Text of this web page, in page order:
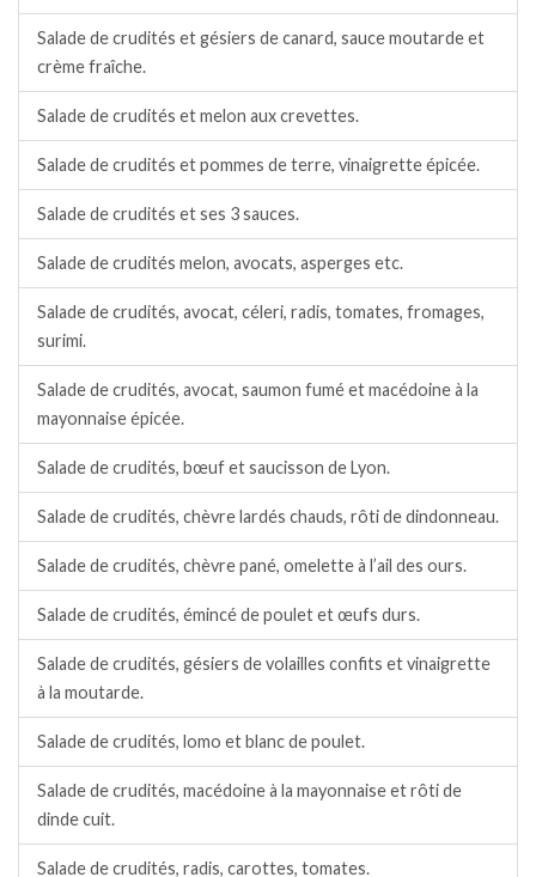
Salade de crudités et gésiers de canard, sauce moutarde et
crème fraîche.
Salade de crudités et melon aux crevettes.
Salade de crudités et pommes de terre, vinaigrette épicée.
Salade de crudités et ses 3 sauces.
Salade de crudités melon, avocats, asperges etc.
Salade de crudités, avocat, céleri, radis, tomates, fromages,
surimi.
Salade de crudités, avocat, saumon fumé et macédoine à la
mayonnaise épicée.
Salade de crudités, bœuf et saucisson de Lyon.
Salade de crudités, chèvre lardés chauds, rôti de dindonneau.
Salade de crudités, chèvre pané, omelette à l’ail des ours.
Salade de crudités, émincé de poulet et œufs durs.
Salade de crudités, gésiers de volailles confits et vinaigrette
à la moutarde.
Salade de crudités, lomo et blanc de poulet.
Salade de crudités, macédoine à la mayonnaise et rôti de
dinde cuit.
Salade de crudités, radis, carottes, tomates.